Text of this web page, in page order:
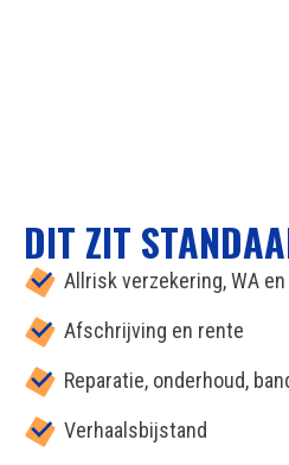
DIT ZIT
Allrisk verzekering, WA
Afschrijving en rente
Reparatie, onderhoud,
Verhaalsbijstand